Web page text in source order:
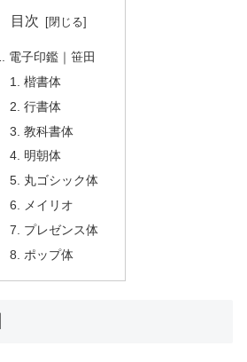
目次
電子印鑑｜笹田
楷書体
行書体
教科書体
明朝体
丸ゴシック体
メイリオ
プレゼンス体
ポップ体